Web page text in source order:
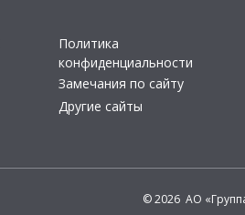
Политика
конфиденциальности
Замечания по сайту
Другие сайты
© 2026 АО